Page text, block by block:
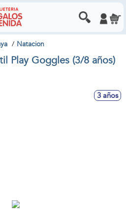
Natacion
Play Goggles (3/8 años)
3 años